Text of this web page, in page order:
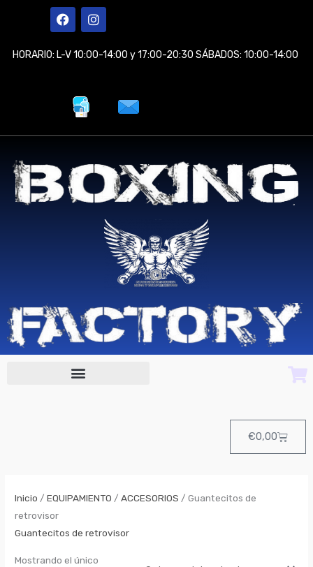
F
a
e
b
I
n
t
a
HORARIO: L-V 10:00-14:00 y 17:00-20:30 SÁBADOS: 10:00-14:00
€0,00Cart
Inicio /EQUIPAMIENTO /ACCESORIOS / Guantecitos de
retrovisor
Guantecitos de retrovisor
Mostrando el único